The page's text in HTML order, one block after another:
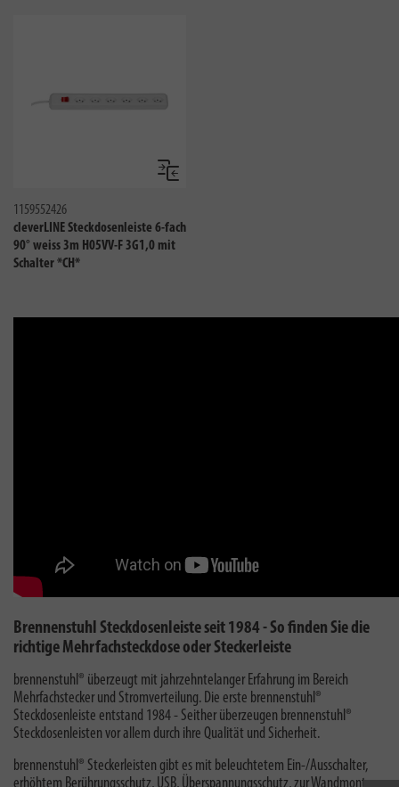
Vergleichen
1159552426
cleverLINE Steckdosenleiste 6-fach
90° weiss 3m H05VV-F 3G1,0 mit
Schalter *CH*
Brennenstuhl Steckdosenleiste seit 1984 - So finden Sie die
richtige Mehrfachsteckdose oder Steckerleiste
brennenstuhl® überzeugt mit jahrzehntelanger Erfahrung im Bereich
Mehrfachstecker und Stromverteilung. Die erste brennenstuhl®
Steckdosenleiste entstand 1984 - Seither überzeugen brennenstuhl®
Steckdosenleisten vor allem durch ihre Qualität und Sicherheit.
brennenstuhl® Steckerleisten gibt es mit beleuchtetem Ein-/Ausschalter,